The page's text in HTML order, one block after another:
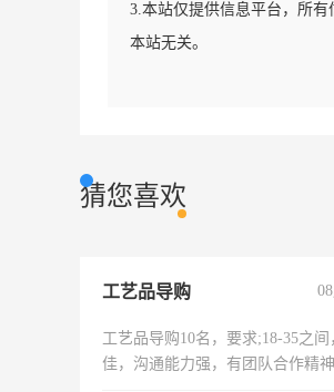
3.本站仅提供信息平台，所
本站无关。
猜您喜欢
工艺品导购
工艺品导购10名，要求;18-35之间
佳，沟通能力强，有团队合作精